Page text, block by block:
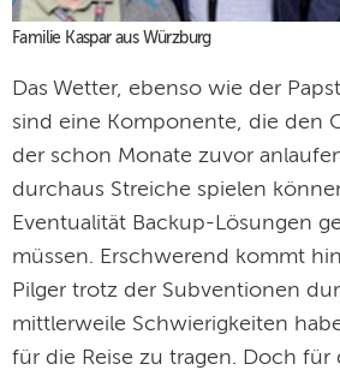
Familie Kaspar aus Würzburg
Das Wetter, ebenso wie der
sind eine Komponente, die den
der schon Monate zuvor
durchaus Streiche spielen
Eventualität Backup-Lösungen
müssen. Erschwerend kommt
Pilger trotz der Subventionen
mittlerweile Schwierigkeiten
für die Reise zu tragen. Doch für